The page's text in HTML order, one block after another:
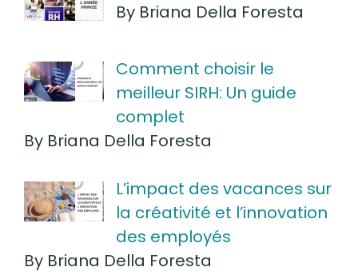
By Briana Della Foresta
Comment choisir le
meilleur SIRH: Un guide
complet
By Briana Della Foresta
L’impact des vacances sur
la créativité et l’innovation
des employés
By Briana Della Foresta